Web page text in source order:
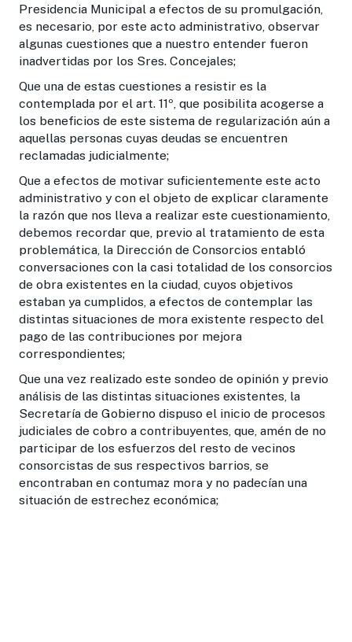
Presidencia Municipal a efectos de su promulgación,
es necesario, por este acto administrativo, observar
algunas cuestiones que a nuestro entender fueron
inadvertidas por los Sres. Concejales;
Que una de estas cuestiones a resistir es la
contemplada por el art. 11º, que posibilita acogerse a
los beneficios de este sistema de regularización aún a
aquellas personas cuyas deudas se encuentren
reclamadas judicialmente;
Que a efectos de motivar suficientemente este acto
administrativo y con el objeto de explicar claramente
la razón que nos lleva a realizar este cuestionamiento,
debemos recordar que, previo al tratamiento de esta
problemática, la Dirección de Consorcios entabló
conversaciones con la casi totalidad de los consorcios
de obra existentes en la ciudad, cuyos objetivos
estaban ya cumplidos, a efectos de contemplar las
distintas situaciones de mora existente respecto del
pago de las contribuciones por mejora
correspondientes;
Que una vez realizado este sondeo de opinión y previo
análisis de las distintas situaciones existentes, la
Secretaría de Gobierno dispuso el inicio de procesos
judiciales de cobro a contribuyentes, que, amén de no
participar de los esfuerzos del resto de vecinos
consorcistas de sus respectivos barrios, se
encontraban en contumaz mora y no padecían una
situación de estrechez económica;